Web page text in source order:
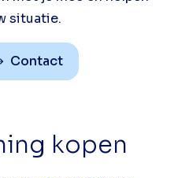
situatie.
Contact
kopen